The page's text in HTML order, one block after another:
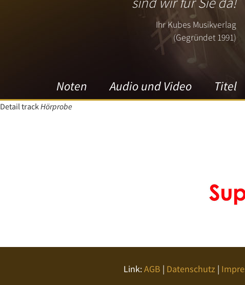
Ihr Kubes Musikverlag
(Gegründet 1991)
Noten Audio und Video Titel
Detail trackHörprobe
Link:AGB | Datenschutz |